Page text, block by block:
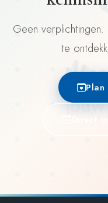
Geen
te
Plan
Direct